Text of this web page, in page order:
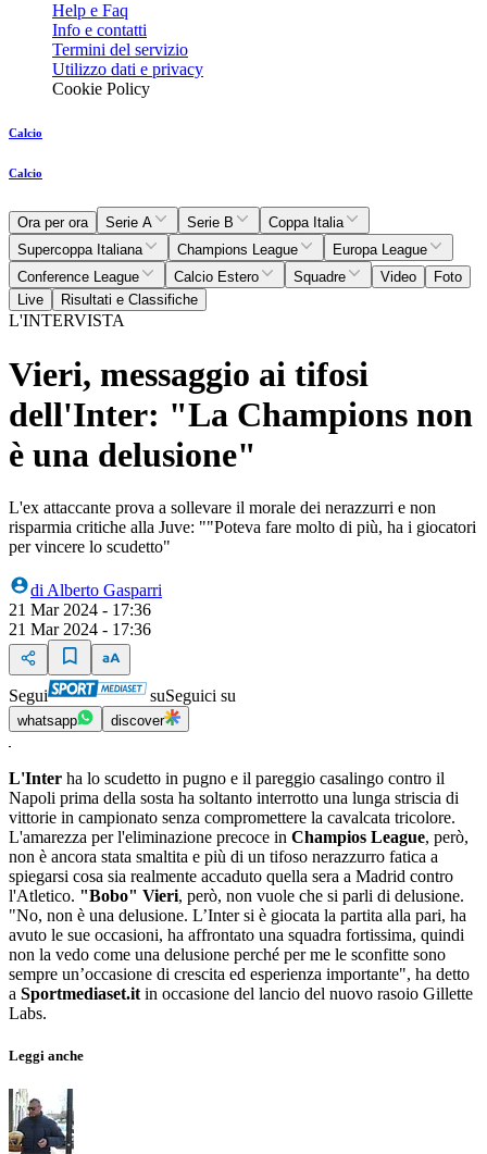
Help e Faq
Info e contatti
Termini del servizio
Utilizzo dati e privacy
Cookie Policy
Calcio
Calcio
Ora per ora Serie A Serie B
Coppa Italia
Supercoppa Italiana
Champions League
Europa League
Conference League
Calcio Estero Squadre Video
Foto
Live
Risultati e Classifiche
L'INTERVISTA
Vieri, messaggio ai tifosi
dell'Inter: "La Champions non
è una delusione"
L'ex attaccante prova a sollevare il morale dei nerazzurri e non
risparmia critiche alla Juve: ""Poteva fare molto di più, ha i giocatori
per vincere lo scudetto"
di Alberto Gasparri
21 Mar 2024 - 17:36
21 Mar 2024 - 17:36
Segui suSeguici su
whatsapp discover
L'Inter ha lo scudetto in pugno e il pareggio casalingo contro il
Napoli prima della sosta ha soltanto interrotto una lunga striscia di
vittorie in campionato senza compromettere la cavalcata tricolore.
L'amarezza per l'eliminazione precoce in Champios League, però,
non è ancora stata smaltita e più di un tifoso nerazzurro fatica a
spiegarsi cosa sia realmente accaduto quella sera a Madrid contro
l'Atletico. "Bobo" Vieri, però, non vuole che si parli di delusione.
"No, non è una delusione. L’Inter si è giocata la partita alla pari, ha
avuto le sue occasioni, ha affrontato una squadra fortissima, quindi
non la vedo come una delusione perché per me le sconfitte sono
sempre un’occasione di crescita ed esperienza importante", ha detto
a Sportmediaset.it in occasione del lancio del nuovo rasoio Gillette
Labs.
Leggi anche